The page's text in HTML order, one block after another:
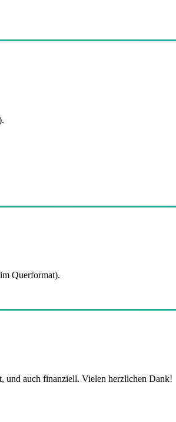
Querformat).
und auch finanziell. Vielen herzlichen Dank!